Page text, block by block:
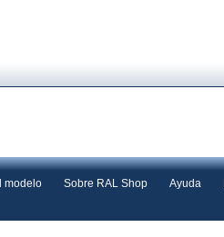
modelo Sobre RAL Shop Ayuda